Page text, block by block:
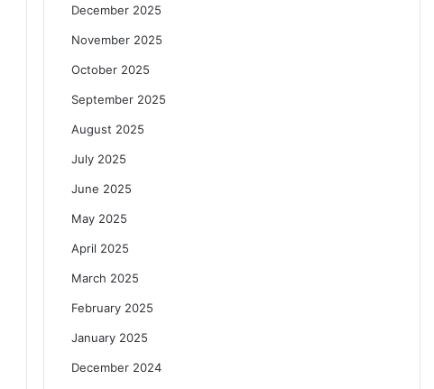
December 2025
November 2025
October 2025
September 2025
August 2025
July 2025
June 2025
May 2025
April 2025
March 2025
February 2025
January 2025
December 2024